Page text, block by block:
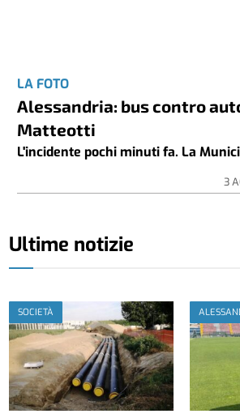
LA FOTO
Alessandria: bus contro
Matteotti
L'incidente pochi minuti fa. La
3
Ultime notizie
SOCIETÀ